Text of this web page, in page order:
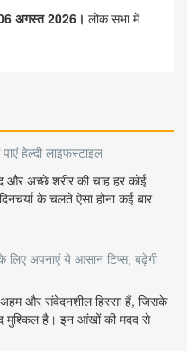
06 अगस्त 2026। लोक सभा में
हेल्दी लाइफस्टाइल
अच्छे शरीर की चाह हर कोई
के चलते ऐसा होना कई बार
अपनाएं ये आसान टिप्स, बढ़ेगी
और संवेदनशील हिस्सा हैं, जिसके
मुश्किल है। इन आंखों की मदद से